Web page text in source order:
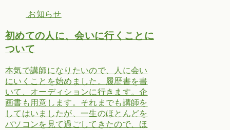
お知らせ
初めての人に、会いに行くことに
ついて
本気で講師になりたいので、人に会い
にいくことを始めました。履歴書を書
いて、オーディションに行きます。企
画書も用意します。それまでも講師を
してはいましたが、一生のほとんどを
パソコンを見て過ごしてきたので、ほ